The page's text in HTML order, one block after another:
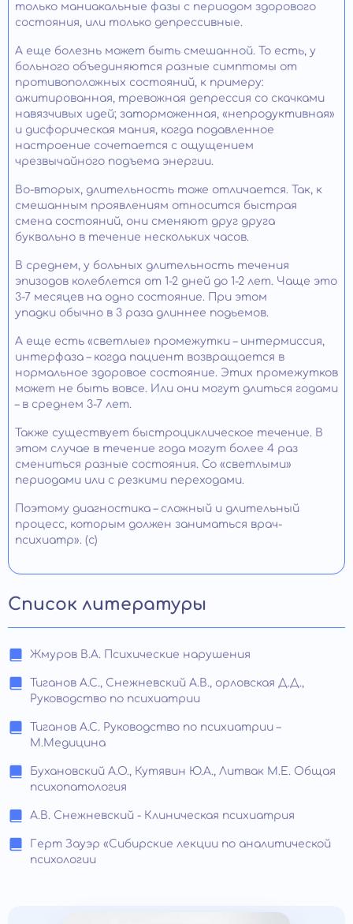
только маниакальные фазы с периодом здорового
состояния, или только депрессивные.
А еще болезнь может быть смешанной. То есть, у
больного объединяются разные симптомы от
противоположных состояний, к примеру:
ажитированная, тревожная депрессия со скачками
навязчивых идей; заторможенная, «непродуктивная»
и дисфорическая мания, когда подавленное
настроение сочетается с ощущением
чрезвычайного подъема энергии.
Во-вторых, длительность тоже отличается. Так, к
смешанным проявлениям относится быстрая
смена состояний, они сменяют друг друга
буквально в течение нескольких часов.
В среднем, у больных длительность течения
эпизодов колеблется от 1-2 дней до 1-2 лет. Чаще это
3-7 месяцев на одно состояние. При этом
упадки обычно в 3 раза длиннее подьемов.
А еще есть «светлые» промежутки – интермиссия,
интерфаза – когда пациент возвращается в
нормальное здоровое состояние. Этих промежутков
может не быть вовсе. Или они могут длиться годами
– в среднем 3-7 лет.
Также существует быстроциклическое течение. В
этом случае в течение года могут более 4 раз
смениться разные состояния. Со «светлыми»
периодами или с резкими переходами.
Поэтому диагностика – сложный и длительный
процесс, которым должен заниматься врач-
психиатр». (с)
Список литературы
Жмуров В.А. Психические нарушения
Тиганов А.С., Снежневский А.В., орловская Д.Д.,
Руководство по психиатрии
Тиганов А.С. Руководство по психиатрии –
М.Медицина
Бухановский А.О., Кутявин Ю.А., Литвак М.Е. Общая
психопатология
А.В. Снежневский - Клиническая психиатрия
Герт Зауэр «Сибирские лекции по аналитической
психологии